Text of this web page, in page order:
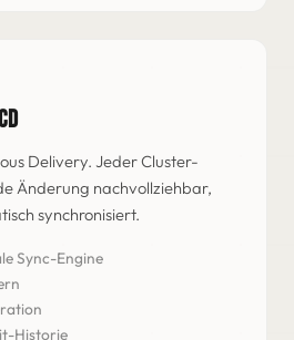
Delivery. Jeder Cluster-
Änderung nachvollziehbar,
synchronisiert.
Sync-Engine
Historie